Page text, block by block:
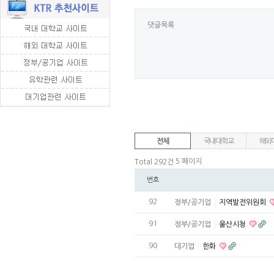
댓글목록
전체 국내대학교 해외
Total 292건 5 페이지
번호
92 정부/공기업 지역발전위원회
91 정부/공기업 울산시청
90 대기업 한화